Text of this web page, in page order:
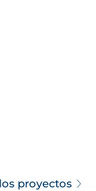
proyectos